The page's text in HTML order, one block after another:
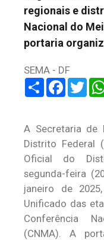
regionais e
Nacional do
portaria
SEMA - DF
Share
A Secretaria de
Distrito Federal
Oficial do
segunda-feira
janeiro de
Unificado das
Conferência
(CNMA). A